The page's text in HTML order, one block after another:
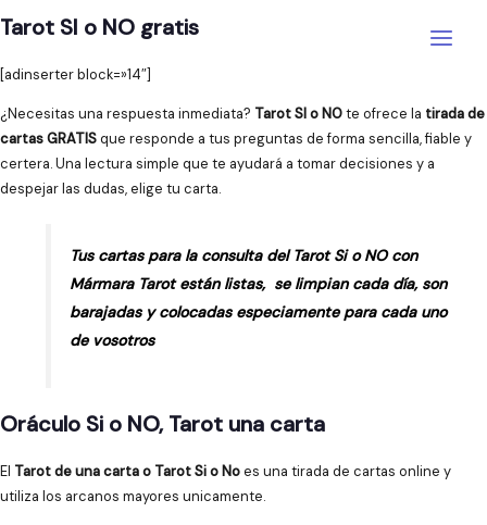
al
Tarot SI o NO gratis
[adinserter block=»14″]
¿Necesitas una respuesta inmediata? Tarot SI o NOte ofrece la tirada de
cartas GRATISque responde a tus preguntas de forma sencilla, fiable y
certera. Una lectura simple que te ayudará a tomar decisiones y a
despejar las dudas, elige tu carta.
Tus cartas para la consulta del Tarot Si o NO con
Mármara Tarot están listas, se limpian cada día, son
barajadas y colocadas especiamente para cada uno
de vosotros
Oráculo Si o NO, Tarot una carta
El Tarot de una carta o Tarot Si o Noes una tirada de cartas online y
utiliza los arcanos mayores unicamente.